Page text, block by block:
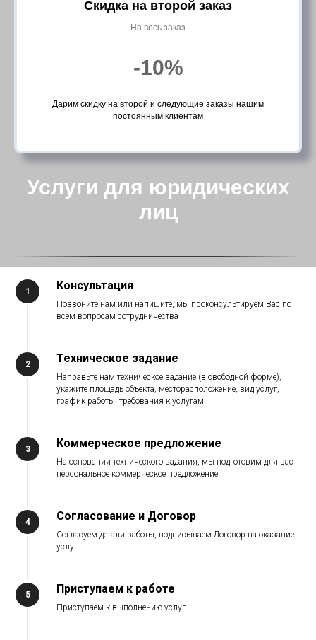
Скидка на второй заказ
На весь заказ
-10%
Дарим скидку на второй и следующие заказы нашим
постоянным клиентам
Услуги для юридических
лиц
Консультация
Позвоните нам или напишите, мы проконсультируем Вас по
всем вопросам сотрудничества
Техническое задание
Направьте нам техническое задание (в свободной форме),
укажите площадь объекта, месторасположение, вид услуг,
график работы, требования к услугам
Коммерческое предложение
На основании технического задания, мы подготовим для вас
персональное коммерческое предложение.
Согласование и Договор
Согласуем детали работы, подписываем Договор на оказание
услуг.
Приступаем к работе
Приступаем к выполнению услуг